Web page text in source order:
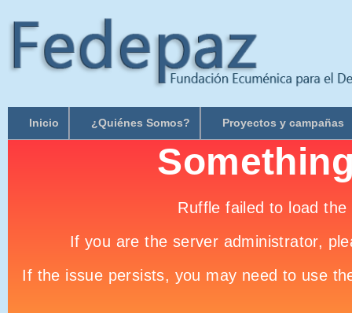
Inicio ¿Quiénes Somos? Proyectos y campañas